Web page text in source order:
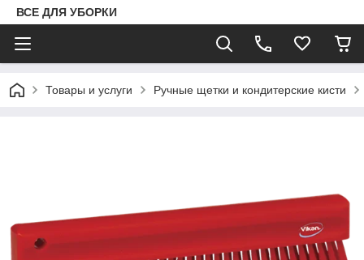
ВСЕ ДЛЯ УБОРКИ
Товары и услуги Ручные щетки и кондитерские кисти